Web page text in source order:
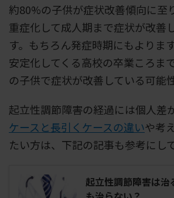
約80%の子供が症状改善傾向に至
重症化して成人期まで症状が改善
す。もちろん発症時期にもよりま
安定化してくる高校の卒業ころま
の子供で症状が改善している可能
起立性調節障害の経過には個人差
ケースと長引くケースの違いや考
たい方は、下記の記事も参考にし
起立性調節障害は治